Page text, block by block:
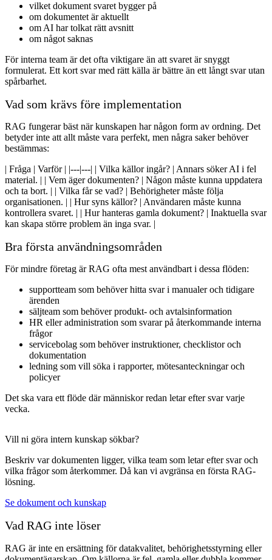
vilket dokument svaret bygger på
om dokumentet är aktuellt
om AI har tolkat rätt avsnitt
om något saknas
För interna team är det ofta viktigare än att svaret är snyggt
formulerat. Ett kort svar med rätt källa är bättre än ett långt svar utan
spårbarhet.
Vad som krävs före implementation
RAG fungerar bäst när kunskapen har någon form av ordning. Det
betyder inte att allt måste vara perfekt, men några saker behöver
bestämmas:
| Fråga | Varför | |---|---| | Vilka källor ingår? | Annars söker AI i fel
material. | | Vem äger dokumenten? | Någon måste kunna uppdatera
och ta bort. | | Vilka får se vad? | Behörigheter måste följa
organisationen. | | Hur syns källor? | Användaren måste kunna
kontrollera svaret. | | Hur hanteras gamla dokument? | Inaktuella svar
kan skapa större problem än inga svar. |
Bra första användningsområden
För mindre företag är RAG ofta mest användbart i dessa flöden:
supportteam som behöver hitta svar i manualer och tidigare
ärenden
säljteam som behöver produkt- och avtalsinformation
HR eller administration som svarar på återkommande interna
frågor
servicebolag som behöver instruktioner, checklistor och
dokumentation
ledning som vill söka i rapporter, mötesanteckningar och
policyer
Det ska vara ett flöde där människor redan letar efter svar varje
vecka.
Vill ni göra intern kunskap sökbar?
Beskriv var dokumenten ligger, vilka team som letar efter svar och
vilka frågor som återkommer. Då kan vi avgränsa en första RAG-
lösning.
Se dokument och kunskap
Vad RAG inte löser
RAG är inte en ersättning för datakvalitet, behörighetsstyrning eller